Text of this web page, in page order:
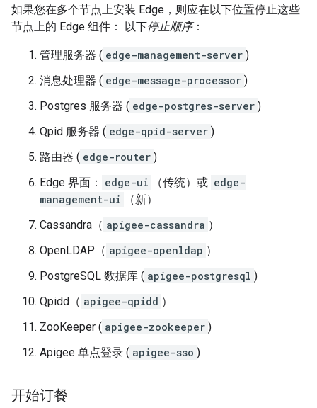
如果您在多个节点上安装 Edge，则应在以下位置停止这些
节点上的 Edge 组件： 以下停止顺序：
管理服务器 ( edge-management-server )
消息处理器 ( edge-message-processor )
Postgres 服务器 ( edge-postgres-server )
Qpid 服务器 ( edge-qpid-server )
路由器 ( edge-router )
Edge 界面：
edge-ui （传统）或 edge-
management-ui
（新）
Cassandra（ apigee-cassandra ）
OpenLDAP（ apigee-openldap ）
PostgreSQL 数据库 ( apigee-postgresql )
Qpidd（ apigee-qpidd ）
ZooKeeper ( apigee-zookeeper )
Apigee 单点登录 ( apigee-sso )
开始订餐